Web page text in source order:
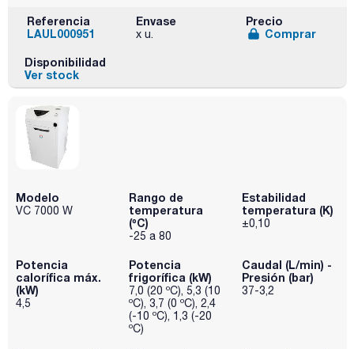
Referencia
LAUL000951
Envase
x u.
Precio
Comprar
Disponibilidad
Ver stock
Modelo
VC 7000 W
Rango de
temperatura
(ºC)
-25 a 80
Estabilidad
temperatura (K)
±0,10
Potencia
calorífica máx.
(kW)
4,5
Potencia
frigorífica (kW)
7,0 (20 ºC), 5,3 (10
ºC), 3,7 (0 ºC), 2,4
(-10 ºC), 1,3 (-20
ºC)
Caudal (L/min) -
Presión (bar)
37-3,2